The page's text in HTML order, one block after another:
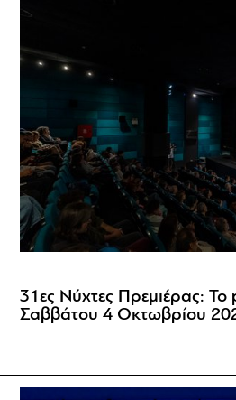
31ες Νύχτες Πρεμιέρας:
Σαββάτου 4 Οκτωβρίου